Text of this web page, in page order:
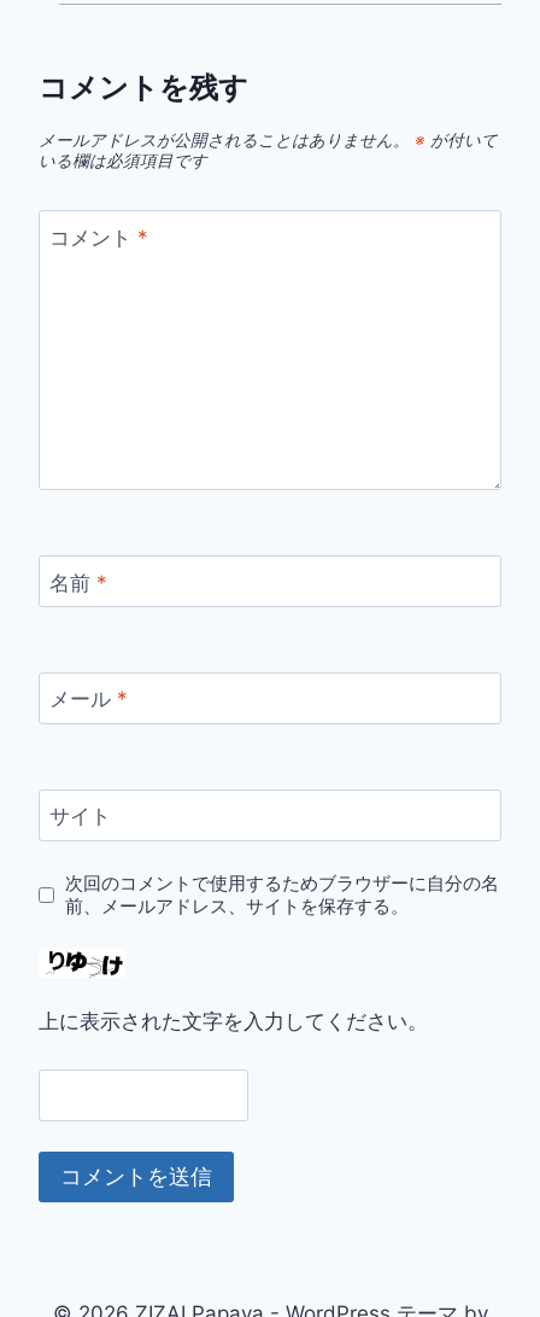
コメントを残す
メールアドレスが公開されることはありません。 ※ が付いて
いる欄は必須項目です
コメント *
名前 *
メール *
サイト
次回のコメントで使用するためブラウザーに自分の名
前、メールアドレス、サイトを保存する。
上に表示された文字を入力してください。